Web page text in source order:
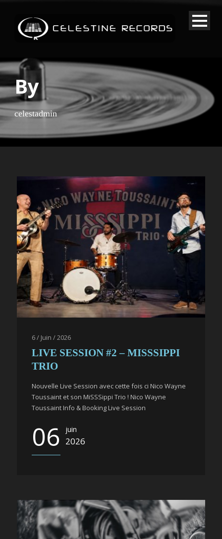
By
celestadmin
6 / Juin / 2026
LIVE SESSION #2 – MISSSIPPI
TRIO
Nouvelle Live Session avec cette fois ci Nico Wayne
Toussaint et son MiSSSippi Trio ! Nico Wayne
Toussaint Info & Booking Live Session
06 juin
2026